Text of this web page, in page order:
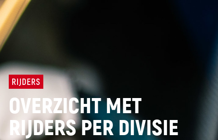
RIJDERS
OVERZICHT MET
RIJDERS PER DIVISIE